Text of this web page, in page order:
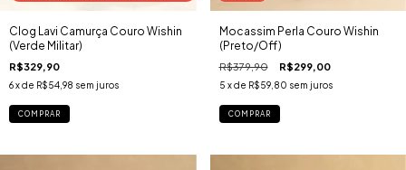
Clog Lavi Camurça Couro Wishin
(Verde Militar)
R$329,90
6x de R$54,98 sem juros
COMPRAR
Mocassim Perla Couro Wishin
(Preto/Off)
R$379,90 R$299,00
5 x de R$59,80 sem juros
COMPRAR